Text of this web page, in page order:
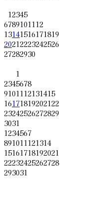
12345
6789101112
13141516171819
20212223242526
27282930
1
2345678
9101112131415
16171819202122
23242526272829
3031
1234567
891011121314
15161718192021
22232425262728
293031